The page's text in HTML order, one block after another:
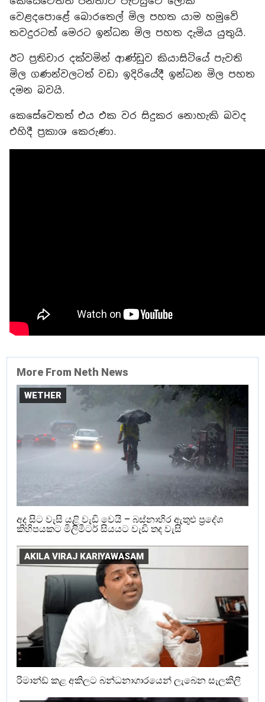
වෙළදපොළේ බොරතෙල් මිල පහත යාම හමුවේ
තවදුරටත් මෙරට ඉන්ධන මිල පහත දැමිය යුතුයි.
ඊට ප්‍රතිචාර දක්වමින් ආණ්ඩුව කියාසිටියේ පැවති
මිල ගණන්වලටත් වඩා ඉදිරියේදී ඉන්ධන මිල පහත
දමන බවයි.
කෙසේවෙතත් එය එක වර සිදුකර නොහැකි බවද
එහිදී ප්‍රකාශ කෙරුණා.
More From Neth News
WETHER
අද සිට වැසි යළි වැඩි වෙයි – බස්නාහිර ඇතුළු ප්‍රදේශ
කිහිපයකට මිලිමීටර් සියයට වැඩි තද වැසි
AKILA VIRAJ KARIYAWASAM
රිමාන්ඩ් කළ අකිලට බන්ධනාගාරයෙන් ලැබෙන සැලකිලි